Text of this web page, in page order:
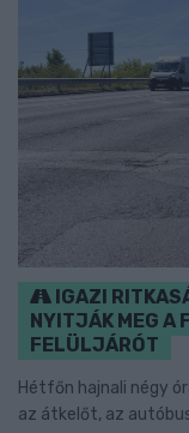
IGAZI
NYITJÁK MEG A
FELÜLJÁRÓT
Hétfőn hajnali négy
az átkelőt, az